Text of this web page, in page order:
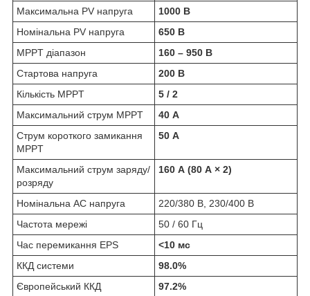
Максимальна PV напруга
1000 В
Номінальна PV напруга
650 В
MPPT діапазон
160 – 950 В
Стартова напруга
200 В
Кількість MPPT
5 / 2
Максимальний струм MPPT
40 А
Струм короткого замикання
MPPT
50 А
Максимальний струм заряду/
розряду
160 А (80 А × 2)
Номінальна AC напруга
220/380 В, 230/400 В
Частота мережі
50 / 60 Гц
Час перемикання EPS
<10 мс
ККД системи
98.0%
Європейський ККД
97.2%